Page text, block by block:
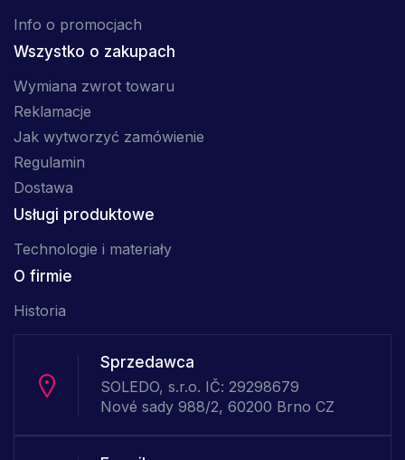
Info o promocjach
Wszystko o zakupach
Wymiana zwrot towaru
Reklamacje
Jak wytworzyć zamówienie
Regulamin
Dostawa
Usługi produktowe
Technologie i materiały
O firmie
Historia
Sprzedawca
SOLEDO, s.r.o. IČ: 29298679
Nové sady 988/2, 60200 Brno CZ